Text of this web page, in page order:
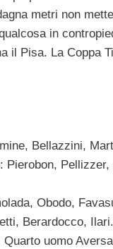
metri non
in
il Pisa. La Coppa
Bellazzini,
Pierobon,
Obodo,
Berardocco,
uomo